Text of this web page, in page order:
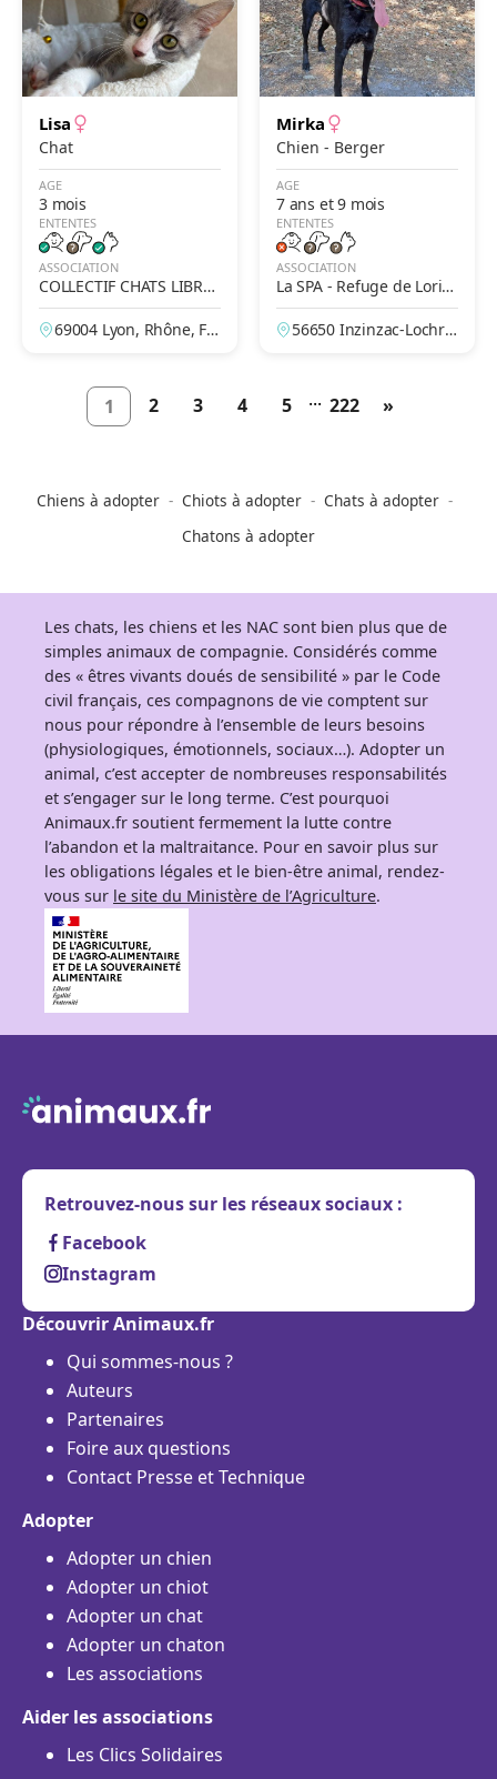
Lisa
Chat
AGE
3 mois
ENTENTES
ASSOCIATION
COLLECTIF CHATS LIBRES
CITOYENS DE SAINT PRI
EST69004 Lyon, Rhône, Fr
Mirka
Chien - Berger
AGE
7 ans et 9 mois
ENTENTES
ASSOCIATION
La SPA - Refuge de Lorie
nt-Inzinzac
56650 Inzinzac-Lochris
1 2 3 4 5 ... 222 »
Chiens à adopter Chiots à adopter
Chats à adopter
Chatons à adopter
Les chats, les chiens et les NAC sont bien plus que de
simples animaux de compagnie. Considérés comme
des « êtres vivants doués de sensibilité » par le Code
civil français, ces compagnons de vie comptent sur
nous pour répondre à l’ensemble de leurs besoins
(physiologiques, émotionnels, sociaux…). Adopter un
animal, c’est accepter de nombreuses responsabilités
et s’engager sur le long terme. C’est pourquoi
Animaux.fr soutient fermement la lutte contre
l’abandon et la maltraitance. Pour en savoir plus sur
les obligations légales et le bien-être animal, rendez-
vous sur le site du Ministère de l’Agriculture.
Retrouvez-nous sur les réseaux sociaux :
Facebook
Instagram
Découvrir Animaux.fr
Qui sommes-nous ?
Auteurs
Partenaires
Foire aux questions
Contact Presse et Technique
Adopter
Adopter un chien
Adopter un chiot
Adopter un chat
Adopter un chaton
Les associations
Aider les associations
Les Clics Solidaires